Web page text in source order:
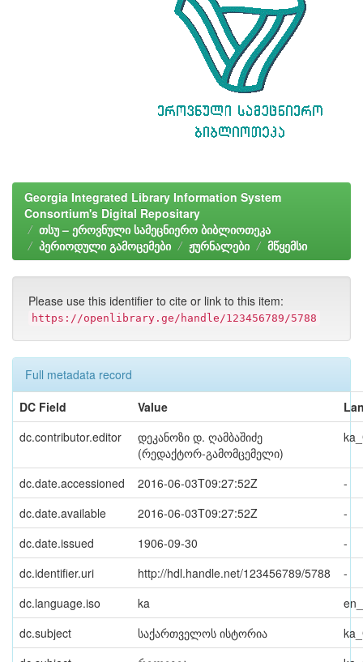
Georgia Integrated Library Information System
Consortium's Digital Repositary
თსუ – ეროვნული სამეცნიერო ბიბლიოთეკა
პერიოდული გამოცემები
ჟურნალები მწყემსი
Please use this identifier to cite or link to this item:
https://openlibrary.ge/handle/123456789/5788
Full metadata record
DC Field
Value
dc.contributor.editor
დეკანოზი დ. ღამბაშიძე
(რედაქტორ-გამომცემელი)
dc.date.accessioned 2016-06-03T09:27:52Z
-
dc.date.available
2016-06-03T09:27:52Z
-
dc.date.issued
1906-09-30
-
dc.identifier.uri
http://hdl.handle.net/123456789/5788
-
dc.language.iso
ka
dc.subject
საქართველოს ისტორია